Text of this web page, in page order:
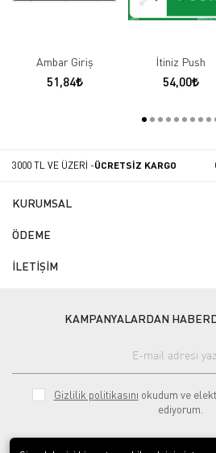
Ambar Giriş
51,84
İtiniz Push
54,00
3000 TL VE ÜZERİ -ÜCRETSİZ KARGO
KURUMSAL
ÖDEME
İLETİŞİM
KAMPANYALARDAN
Gizlilik politikasını okudum ve
ediyorum.